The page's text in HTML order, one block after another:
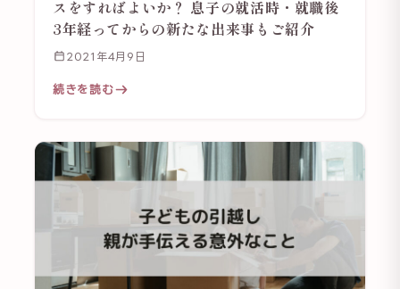
スをすればよいか？ 息子の就活時・就職後
3年経ってからの新たな出来事もご紹介
2021年4月9日
続きを読む